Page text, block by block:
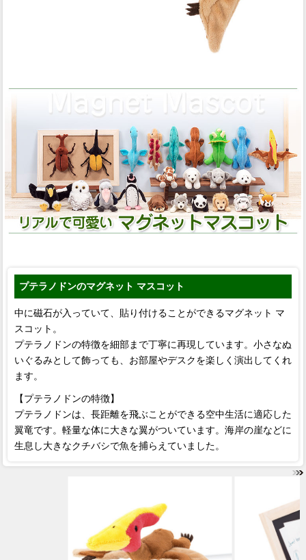
プテラノドンのマグネット マスコット
中に磁石が入っていて、貼り付けることができるマグネット マ
スコット。
プテラノドンの特徴を細部まで丁寧に再現しています。小さなぬ
いぐるみとして飾っても、お部屋やデスクを楽しく演出してくれ
ます。
【プテラノドンの特徴】
プテラノドンは、長距離を飛ぶことができる空中生活に適応した
翼竜です。軽量な体に大きな翼がついています。海岸の崖などに
生息し大きなクチバシで魚を捕らえていました。